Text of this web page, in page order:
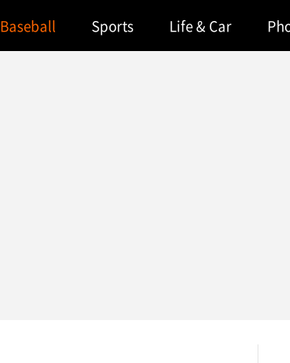
Baseball Sports Life & Car